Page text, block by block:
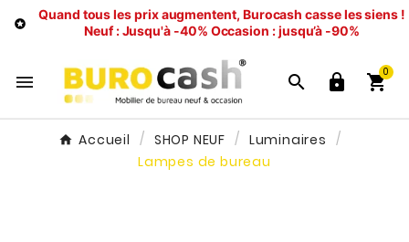

Quand tous les prix augmentent, Burocash casse les siens !
Neuf : Jusqu'à -40% Occasion : jusqu’à -90%
   
0
Accueil SHOP NEUF
Luminaires
Lampes de bureau